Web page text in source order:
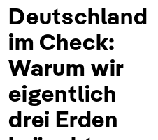
Deutschland
im Check:
Warum wir
eigentlich
drei Erden